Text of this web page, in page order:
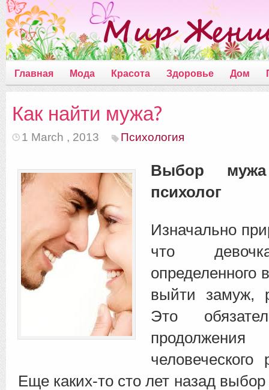
Главная Мода Красота Здоровье Дом
Как найти мужа?
1 March , 2013 Психология
Выбор
психолог
Изначально
что
определенного
выйти замуж,
Это
продолжения
Еще каких-то сто лет назад